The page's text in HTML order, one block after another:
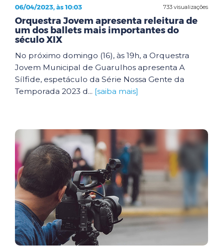
733 visualizações
06/04/2023, às 10:03
Orquestra Jovem apresenta releitura de
um dos ballets mais importantes do
século XIX
No próximo domingo (16), às 19h, a Orquestra
Jovem Municipal de Guarulhos apresenta A
Sílfide, espetáculo da Série Nossa Gente da
Temporada 2023 d... [saiba mais]